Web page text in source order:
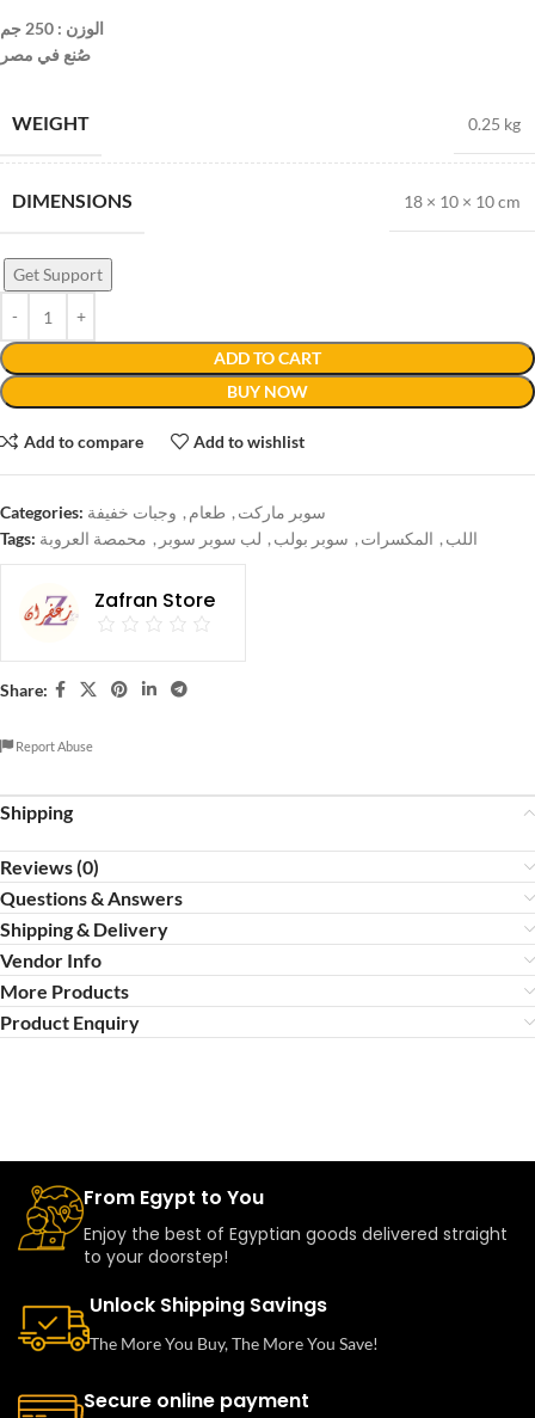
الوزن : 250 جم
صُنع في مصر
WEIGHT 0.25 kg
DIMENSIONS 18 × 10 × 10 cm
ADD TO CART
BUY NOW
Get Support
Add to compare Add to wishlist
Categories: سوبر ماركت , طعام , وجبات خفيفة
Tags:
اللب , المكسرات , سوبر بولب , لب سوبر سوبر , محمصة العروبة
Zafran Store
Share:
Report Abuse
Shipping
Reviews (0)
Questions & Answers
Shipping & Delivery
Vendor Info
More Products
Product Enquiry
From Egypt to You
Enjoy the best of Egyptian goods delivered straight
to your doorstep!
Unlock Shipping Savings
The More You Buy, The More You Save!
Secure online payment